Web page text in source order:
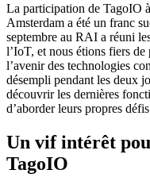
La participation de TagoIO
Amsterdam a été un franc
septembre au RAI a réuni
l’IoT, et nous étions fiers de
l’avenir des technologies
désempli pendant les deux
découvrir les dernières
d’aborder leurs propres
Un vif intérêt
TagoIO